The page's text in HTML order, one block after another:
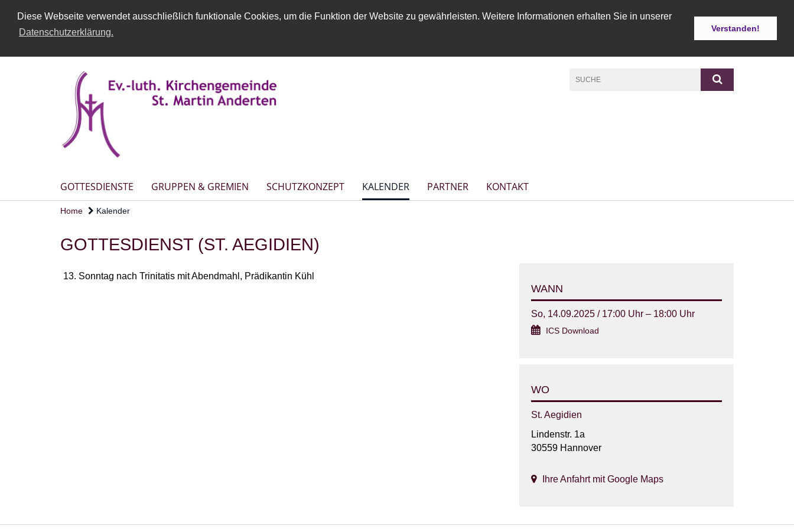
Diese Webseite verwendet ausschließlich funktionale Cookies, um die Funktion der Website zu gewährleisten. Weitere Informationen erhalten Sie in unserer
Datenschutzerklärung.
Verstanden!
GOTTESDIENSTE GRUPPEN & GREMIEN SCHUTZKONZEPT KALENDER PARTNER KONTAKT
Home Kalender
GOTTESDIENST (ST. AEGIDIEN)
13. Sonntag nach Trinitatis mit Abendmahl, Prädikantin Kühl
WANN
So, 14.09.2025 / 17:00 Uhr – 18:00 Uhr
ICS Download
WO
St. Aegidien
Lindenstr. 1a
30559 Hannover
Ihre Anfahrt mit Google Maps